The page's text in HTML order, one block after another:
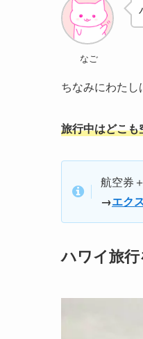
なご
ちなみにわたし
旅行中はどこ
航空券
→エク
ハワイ旅